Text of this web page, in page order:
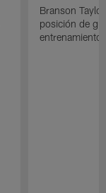
Branson
posición de
entrenamiento